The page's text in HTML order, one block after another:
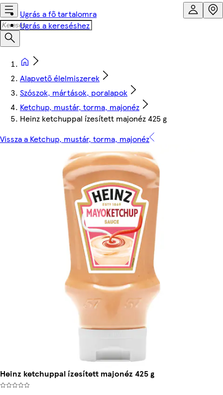
Ugrás a fő tartalomra
Ugrás a kereséshez
Alapvető élelmiszerek
Szószok, mártások, poralapok
Ketchup, mustár, torma, majonéz
Heinz ketchuppal ízesített majonéz 425 g
Vissza a Ketchup, mustár, torma, majonéz
Heinz ketchuppal ízesített majonéz 425 g